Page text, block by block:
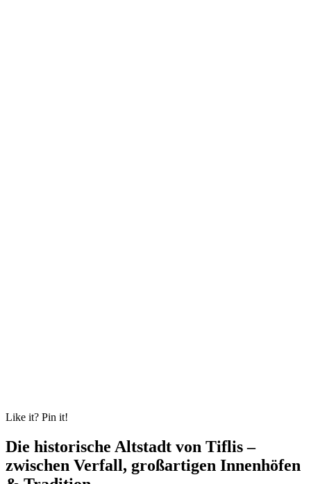
Like it? Pin it!
Die historische Altstadt von Tiflis –
zwischen Verfall, großartigen Innenhöfen